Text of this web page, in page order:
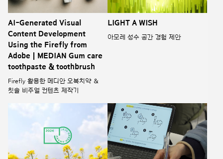
AI-Generated Visual
Content Development
Using the Firefly from
Adobe | MEDIAN Gum care
toothpaste & toothbrush
Firefly 활용한 메디안 오복치약 &
칫솔 비주얼 컨텐츠 제작기
LIGHT A WISH
아모레 성수 공간 경험 제안